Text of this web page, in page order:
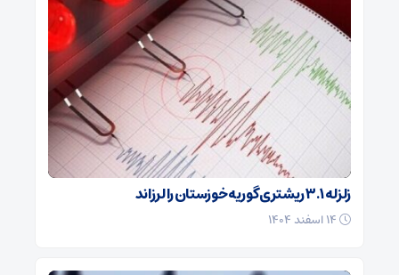
زلزله ۳.۱ ریشتری گوریه خوزستان را لرزاند